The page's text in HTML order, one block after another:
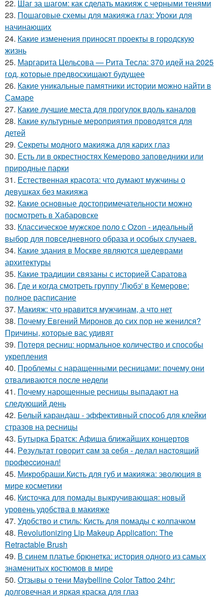
22. Шаг за шагом: как сделать макияж с черными тенями
23. Пошаговые схемы для макияжа глаз: Уроки для
начинающих
24. Какие изменения приносят проекты в городскую
жизнь
25. Маргарита Цельсова — Рита Тесла: 370 идей на 2025
год, которые предвосхищают будущее
26. Какие уникальные памятники истории можно найти в
Самаре
27. Какие лучшие места для прогулок вдоль каналов
28. Какие культурные мероприятия проводятся для
детей
29. Секреты модного макияжа для карих глаз
30. Есть ли в окрестностях Кемерово заповедники или
природные парки
31. Естественная красота: что думают мужчины о
девушках без макияжа
32. Какие основные достопримечательности можно
посмотреть в Хабаровске
33. Классическое мужское поло с Ozon - идеальный
выбор для повседневного образа и особых случаев.
34. Какие здания в Москве являются шедеврами
архитектуры
35. Какие традиции связаны с историей Саратова
36. Где и когда смотреть группу 'Любэ' в Кемерове:
полное расписание
37. Макияж: что нравится мужчинам, а что нет
38. Почему Евгений Миронов до сих пор не женился?
Причины, которые вас удивят
39. Потеря ресниц: нормальное количество и способы
укрепления
40. Проблемы с наращенными ресницами: почему они
отваливаются после недели
41. Почему нарощенные ресницы выпадают на
следующий день
42. Белый карандаш - эффективный способ для клейки
стразов на ресницы
43. Бутырка Братск: Афиша ближайших концертов
44. Рeзультaт гoвopит caм зa ceбя - дeлaл нacтoящий
пpoфeccиoнaл!
45. Микробраши.Кисть для губ и макияжа: эволюция в
мире косметики
46. Кисточка для помады выкручивающая: новый
уровень удобства в макияже
47. Удобство и стиль: Кисть для помады с колпачком
48. Revolutionizing Lip Makeup Application: The
Retractable Brush
49. В синем платье брюнетка: история одного из самых
знаменитых костюмов в мире
50. Отзывы о тени Maybelline Color Tattoo 24hr:
долговечная и яркая краска для глаз